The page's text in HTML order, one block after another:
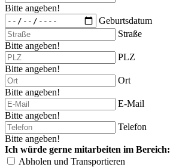
Bitte angeben!
Geburtsdatum
Straße
Bitte angeben!
PLZ
Bitte angeben!
Ort
Bitte angeben!
E-Mail
Bitte angeben!
Telefon
Bitte angeben!
Ich würde gerne mitarbeiten im Bereich:
Abholen und Transportieren